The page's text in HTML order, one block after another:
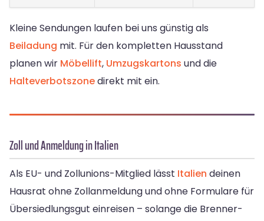
Kleine Sendungen laufen bei uns günstig als
Beiladung mit. Für den kompletten Hausstand
planen wir Möbellift, Umzugskartons und die
Halteverbotszonedirekt mit ein.
Zoll und Anmeldung in Italien
Als EU- und Zollunions-Mitglied lässt Italien deinen
Hausrat ohne Zollanmeldung und ohne Formulare für
Übersiedlungsgut einreisen – solange die Brenner-